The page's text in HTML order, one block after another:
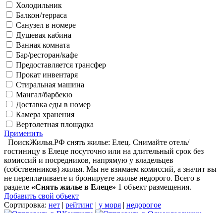
Холодильник
Балкон/терраса
Санузел в номере
Душевая кабина
Ванная комната
Бар/ресторан/кафе
Предоставляется трансфер
Прокат инвентаря
Стиральная машина
Мангал/барбекю
Доставка еды в номер
Камера хранения
Вертолетная площадка
Применить
ПоискЖилья.РФ снять жилье: Елец. Снимайте отель/
гостиницу в Елеце посуточно или на длительный срок без
комиссий и посредников, напрямую у владельцев
(собственников) жилья. Мы не взимаем комиссий, а значит вы
не переплачиваете и бронируете жилье недорого. Всего в
разделе «Снять жилье в Елеце» 1 объект размещения.
Добавить свой объект
Сортировка: нет | рейтинг | у моря | недорогое